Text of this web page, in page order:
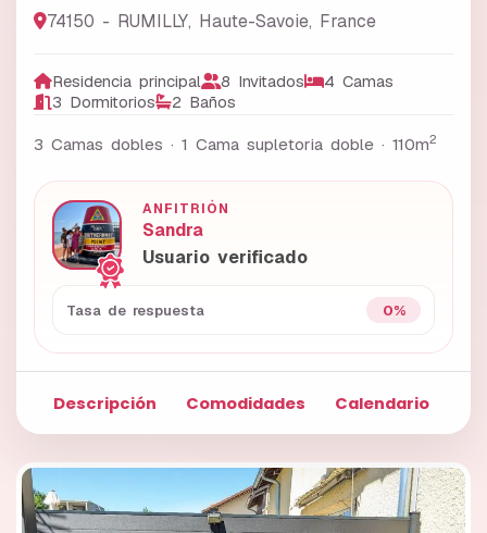
74150 - RUMILLY, Haute-Savoie, France
Residencia principal 8 Invitados
4 Camas
3 Dormitorios
2 Baños
3 Camas dobles · 1 Cama supletoria doble · 110m2
ANFITRIÓN
Sandra
Usuario verificado
Tasa de respuesta 0%
Descripción Comodidades Calendario